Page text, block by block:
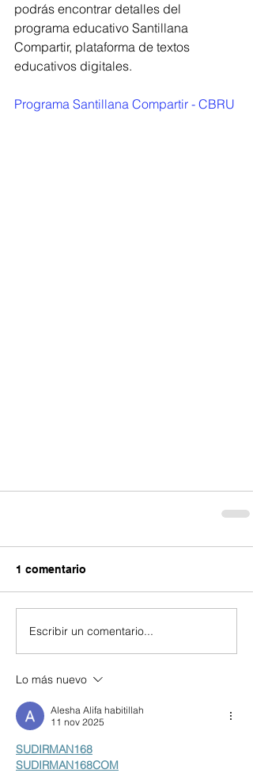
podrás encontrar detalles del
programa educativo Santillana
Compartir, plataforma de textos
educativos digitales.
Programa Santillana Compartir - CBRU
1 comentario
Escribir un comentario...
Lo más nuevo
Alesha Alifa habitillah
11 nov 2025
SUDIRMAN168
SUDIRMAN168COM